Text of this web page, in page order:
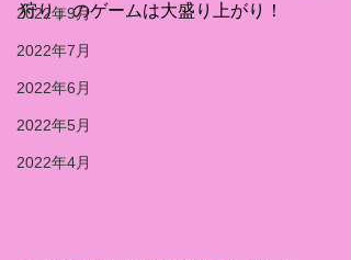
2022年9月
2022年7月
2022年6月
2022年5月
2022年4月
狩り」のゲームは大盛り上がり！